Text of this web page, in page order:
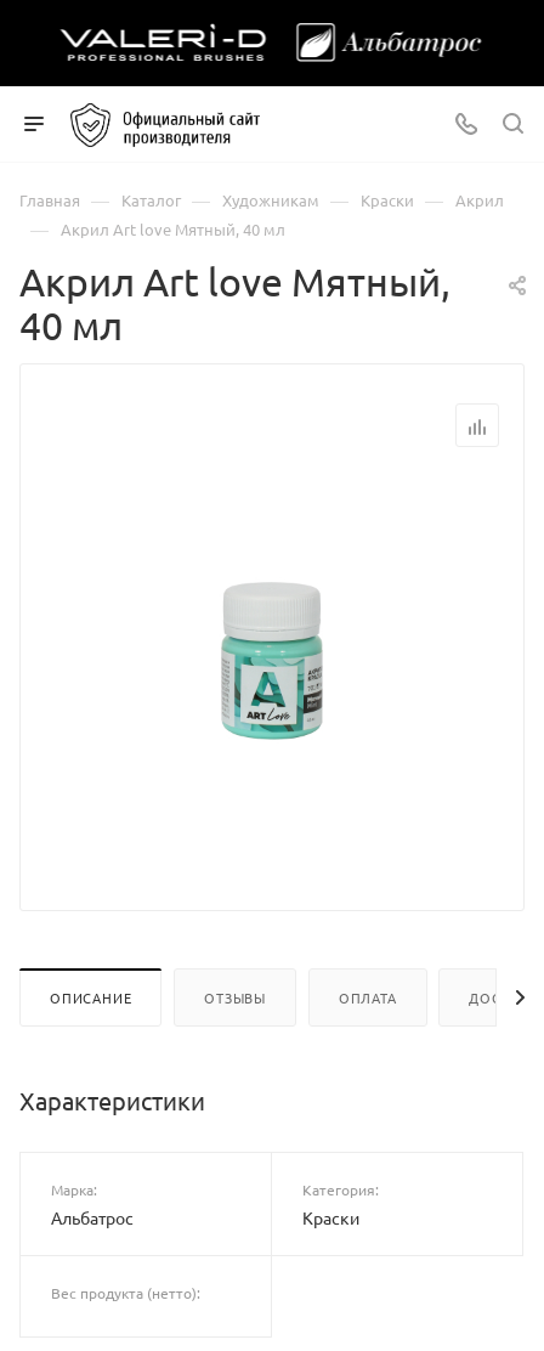
Главная — Каталог — Художникам — Краски — Акрил
— Акрил Art love Мятный, 40 мл
Акрил Art love Мятный,
40 мл
ОПИСАНИЕ ОТЗЫВЫ ОПЛАТА
Характеристики
Марка:
Альбатрос
Категория:
Краски
Вес продукта (нетто):